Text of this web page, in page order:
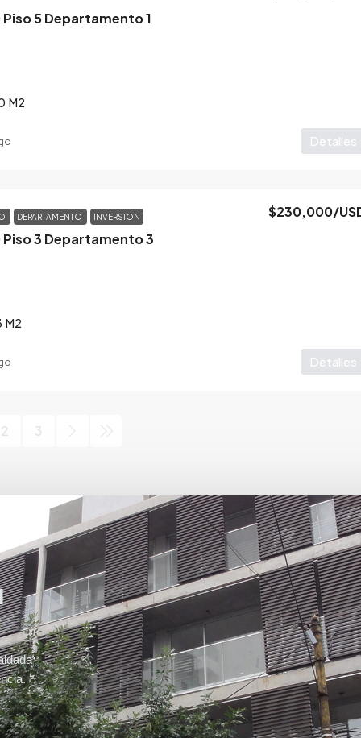
5 Departamento 1
M2
Detalles
DEPARTAMENTO INVERSION
Piso 3 Departamento 3
$230,000/
M2
Detalles
2 3